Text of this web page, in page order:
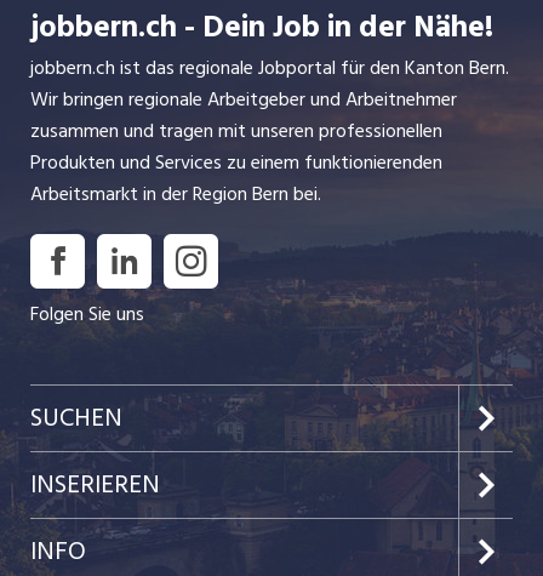
jobbern.ch - Dein Job in der Nähe!
jobbern.ch ist das regionale Jobportal für den Kanton Bern.
Wir bringen regionale Arbeitgeber und Arbeitnehmer
zusammen und tragen mit unseren professionellen
Produkten und Services zu einem funktionierenden
Arbeitsmarkt in der Region Bern bei.
Folgen Sie uns
SUCHEN
Jobs im Kanton Bern
Jobs in der Stadt Bern
INSERIEREN
Preise & Leistungen
INFO